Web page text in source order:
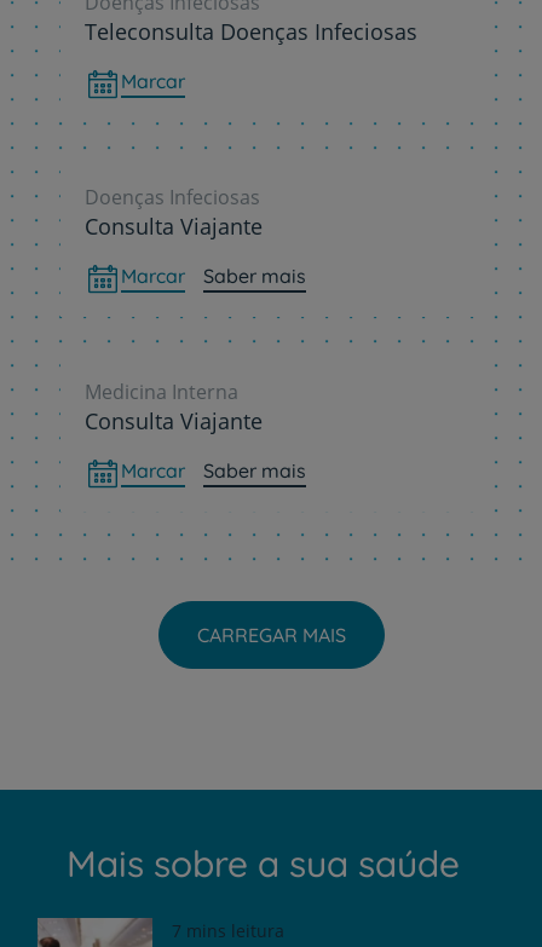
Teleconsulta Doenças Infeciosas
Marcar
Doenças Infeciosas
Consulta Viajante
Marcar Saber mais
Medicina Interna
Consulta Viajante
Marcar Saber mais
CARREGAR MAIS
Mais sobre a sua saúde
7 mins leitura